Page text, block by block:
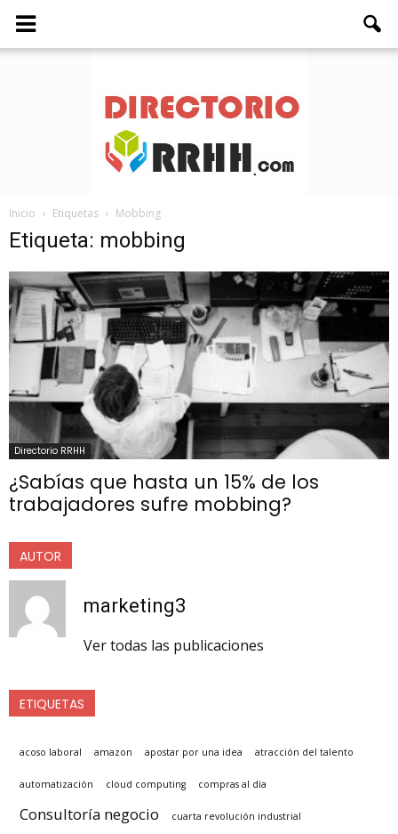
RRHH
Inicio Etiquetas Mobbing
Etiqueta: mobbing
Directorio RRHH
¿Sabías que hasta un 15% de los
trabajadores sufre mobbing?
AUTOR
marketing3
Ver todas las publicaciones
ETIQUETAS
acoso laboral amazon apostar por una idea atracción del talento
automatización cloud computing compras al día
Consultoría negocio cuarta revolución industrial